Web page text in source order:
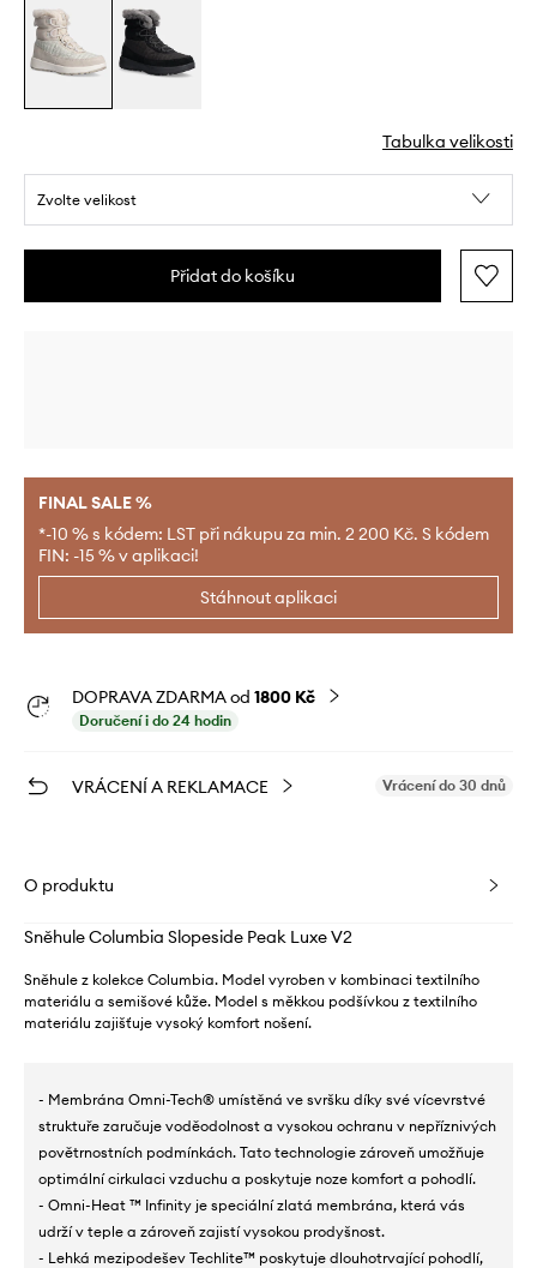
Tabulka velikosti
Zvolte velikost
Přidat do košíku
FINAL SALE %
*-10 % s kódem: LST při nákupu za min. 2 200 Kč. S kódem
FIN: -15 % v aplikaci!
Stáhnout aplikaci
DOPRAVA ZDARMA od 1800 Kč
Doručení i do 24 hodin
VRÁCENÍ A REKLAMACE Vrácení do 30 dnů
O produktu
Sněhule Columbia Slopeside Peak Luxe V2
Sněhule z kolekce Columbia. Model vyroben v kombinaci textilního
materiálu a semišové kůže. Model s měkkou podšívkou z textilního
materiálu zajišťuje vysoký komfort nošení.
- Membrána Omni-Tech® umístěná ve svršku díky své vícevrstvé
struktuře zaručuje voděodolnost a vysokou ochranu v nepříznivých
povětrnostních podmínkách. Tato technologie zároveň umožňuje
optimální cirkulaci vzduchu a poskytuje noze komfort a pohodlí.
- Omni-Heat ™ Infinity je speciální zlatá membrána, která vás
udrží v teple a zároveň zajistí vysokou prodyšnost.
- Lehká mezipodešev Techlite™ poskytuje dlouhotrvající pohodlí,